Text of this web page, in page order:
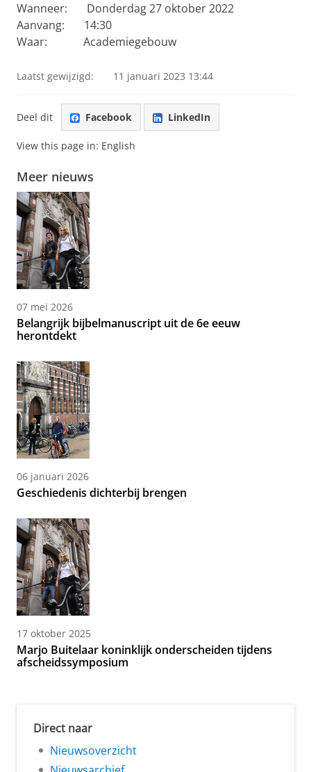
Wanneer: Donderdag 27 oktober 2022
Aanvang: 14:30
Waar: Academiegebouw
Laatst gewijzigd: 11 januari 2023 13:44
Deel dit Facebook LinkedIn
View this page in: English
Meer nieuws
07 mei 2026
Belangrijk bijbelmanuscript uit de 6e eeuw
herontdekt
06 januari 2026
Geschiedenis dichterbij brengen
17 oktober 2025
Marjo Buitelaar koninklijk onderscheiden tijdens
afscheidssymposium
Direct naar
Nieuwsoverzicht